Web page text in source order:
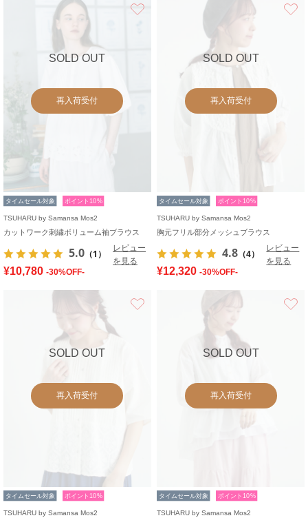
SOLD OUT
再入荷受付
タイムセール対象 ポイント10%
TSUHARU by Samansa Mos2
カットワーク刺繍ボリューム袖ブラウス
5.0 （1）
レビュー
を見る
¥10,780 -30%OFF-
SOLD OUT
再入荷受付
タイムセール対象 ポイント10%
TSUHARU by Samansa Mos2
胸元フリル部分メッシュブラウス
4.8 （4）
レビュー
を見る
¥12,320 -30%OFF-
SOLD OUT
再入荷受付
タイムセール対象 ポイント10%
TSUHARU by Samansa Mos2
SOLD OUT
再入荷受付
タイムセール対象 ポイント10%
TSUHARU by Samansa Mos2